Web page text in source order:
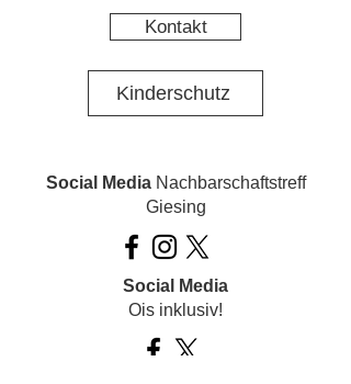
Kontakt
Kinderschutz
Social MediaNachbarschaftstreff
Giesing
Social Media
Ois inklusiv!